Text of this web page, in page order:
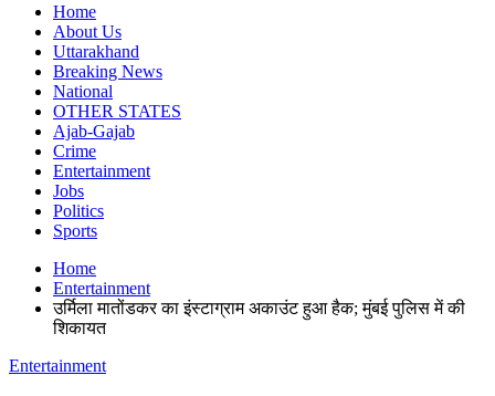
Home
About Us
Uttarakhand
Breaking News
National
OTHER STATES
Ajab-Gajab
Crime
Entertainment
Jobs
Politics
Sports
Home
Entertainment
उर्मिला मातोंडकर का इंस्टाग्राम अकाउंट हुआ हैक; मुंबई पुलिस में की
शिकायत
Entertainment